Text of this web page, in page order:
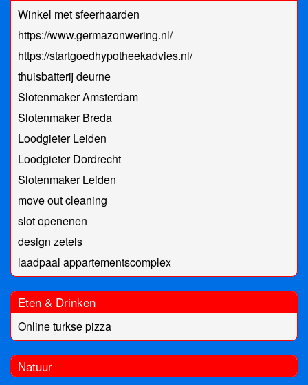
Winkel met sfeerhaarden
https://www.germazonwering.nl/
https://startgoedhypotheekadvies.nl/
thuisbatterij deurne
Slotenmaker Amsterdam
Slotenmaker Breda
Loodgieter Leiden
Loodgieter Dordrecht
Slotenmaker Leiden
move out cleaning
slot openenen
design zetels
laadpaal appartementscomplex
Eten & Drinken
Online turkse pizza
Natuur